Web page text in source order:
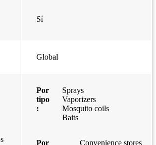
Sí
Global
Por
tipo
:
Sprays
Vaporizers
Mosquito coils
Baits
Por
Convenience stores